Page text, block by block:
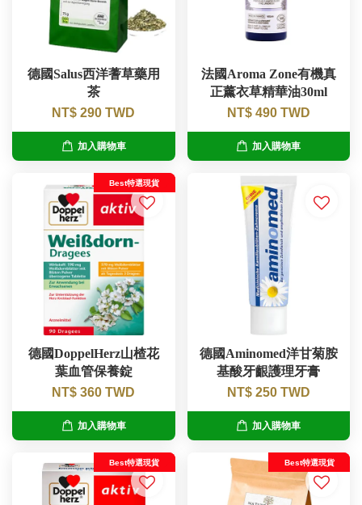
德國Salus西洋蓍草藥用
茶
NT$ 290 TWD
加入購物車
法國Aroma Zone有機真
正薰衣草精華油30ml
NT$ 490 TWD
加入購物車
Best特選現貨
德國DoppelHerz山楂花
葉血管保養錠
NT$ 360 TWD
加入購物車
德國Aminomed洋甘菊胺
基酸牙齦護理牙膏
NT$ 250 TWD
加入購物車
Best特選現貨 Best特選現貨